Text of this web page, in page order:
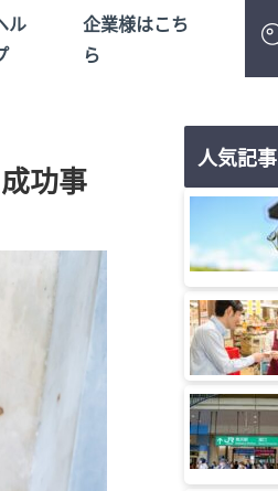
ル
企業様はこち
ら
功事
人気記事